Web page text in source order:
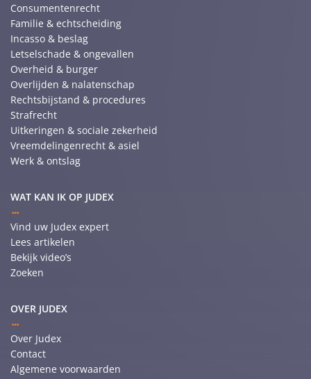
Consumentenrecht
Familie & echtscheiding
Incasso & beslag
Letselschade & ongevallen
Overheid & burger
Overlijden & nalatenschap
Rechtsbijstand & procedures
Strafrecht
Uitkeringen & sociale zekerheid
Vreemdelingenrecht & asiel
Werk & ontslag
WAT KAN IK OP JUDEX
Vind uw Judex expert
Lees artikelen
Bekijk video’s
Zoeken
OVER JUDEX
Over Judex
Contact
Algemene voorwaarden